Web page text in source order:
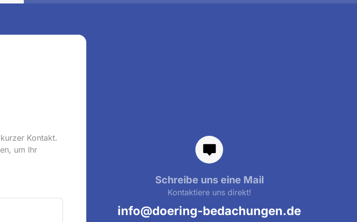
Kontakt.
um Ihr
Schreibe uns eine Mail
Kontaktiere uns direkt!
info@doering-bedachungen.de